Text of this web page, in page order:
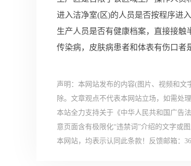
进入洁净室(区)的人员是否按程序进
生产人员是否有健康档案，直接接触
传染病，皮肤病患者和体表有伤口者
声明：本网站发布的内容(图片、视频和
除。文章观点不代表本网站立场，如需处
本站全力支持关于《中华人民共和国广告
意页面含有极限化“违禁词”介绍的文字或
本网站，均表示认同此条款！反馈邮箱：